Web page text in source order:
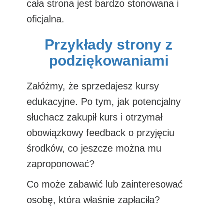
cała strona jest bardzo stonowana i
oficjalna.
Przykłady strony z
podziękowaniami
Załóżmy, że sprzedajesz kursy
edukacyjne. Po tym, jak potencjalny
słuchacz zakupił kurs i otrzymał
obowiązkowy feedback o przyjęciu
środków, co jeszcze można mu
zaproponować?
Co może zabawić lub zainteresować
osobę, która właśnie zapłaciła?